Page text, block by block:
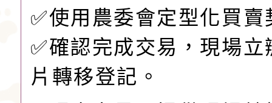
✅️使用農委會定型化買賣
✅️確認完成交易，現場立
片轉移登記。